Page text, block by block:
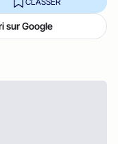
sur Google